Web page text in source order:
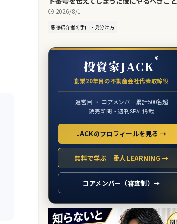
2026/8/1
悪徳紹介者の手口・見分け方
投資家JACK®
創業20年目の不動産会社代表取締役
運営目 ・ コアメンバー累計500名超
読売新聞・週刊SPA! 掲載
JACKのプロフィールを見る →
無料で学ぶ｜番人LEARNING →
コアメンバー（審査制）→